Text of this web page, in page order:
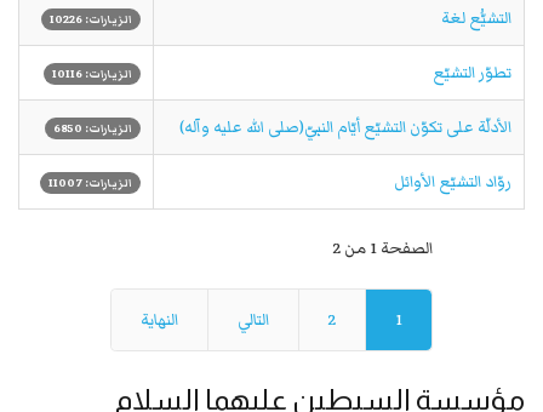
التشيُّع لغة الزيارات: 10226
تطوّر التشيّع الزيارات: 10116
الأدلّة على تكوّن التشيّع أيّام النبيّ(صلى الله عليه وآله) الزيارات: 6850
روّاد التشيّع الأوائل الزيارات: 11007
الصفحة 1 من 2
1
2 التالي النهاية
مؤسسة السبطين عليهما السلام